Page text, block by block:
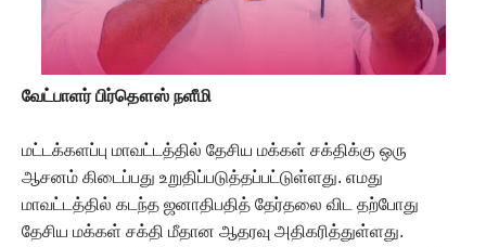
வேட்பாளர் பிர்தௌஸ் நளீமி
மட்டக்களப்பு மாவட்டத்தில் தேசிய மக்கள் சக்திக்கு ஒரு
ஆசனம் கிடைப்பது உறுதிப்படுத்தப்பட்டுள்ளது. எமது
மாவட்டத்தில் கடந்த ஜனாதிபதித் தேர்தலை விட தற்போது
தேசிய மக்கள் சக்தி மீதான ஆதரவு அதிகரித்துள்ளது.